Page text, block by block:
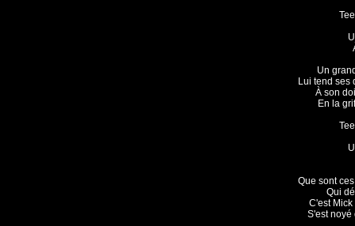
Un
Lui tend ses
À son
En la
Que sont
Qui
C'est
S'est noyé